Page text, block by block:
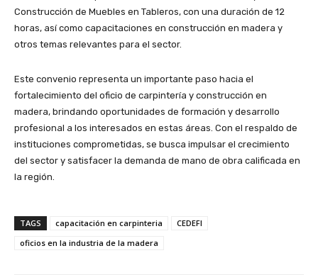
Construcción de Muebles en Tableros, con una duración de 12
horas, así como capacitaciones en construcción en madera y
otros temas relevantes para el sector.
Este convenio representa un importante paso hacia el
fortalecimiento del oficio de carpintería y construcción en
madera, brindando oportunidades de formación y desarrollo
profesional a los interesados en estas áreas. Con el respaldo de
instituciones comprometidas, se busca impulsar el crecimiento
del sector y satisfacer la demanda de mano de obra calificada en
la región.
TAGS capacitación en carpinteria
CEDEFI
oficios en la industria de la madera